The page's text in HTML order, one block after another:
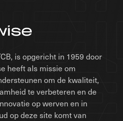
is opgericht in 1959 door
heeft als missie om
om de kwaliteit,
te verbeteren en de
op werven en in
op deze site komt van